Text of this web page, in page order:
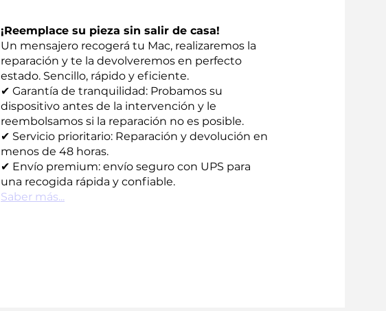
¡Reemplace su pieza sin salir de casa!
Un mensajero recogerá tu Mac, realizaremos la
reparación y te la devolveremos en perfecto
estado. Sencillo, rápido y eficiente.
✔ Garantía de tranquilidad: Probamos su
dispositivo antes de la intervención y le
reembolsamos si la reparación no es posible.
✔ Servicio prioritario: Reparación y devolución en
menos de 48 horas.
✔ Envío premium: envío seguro con UPS para
una recogida rápida y confiable.
Saber más...